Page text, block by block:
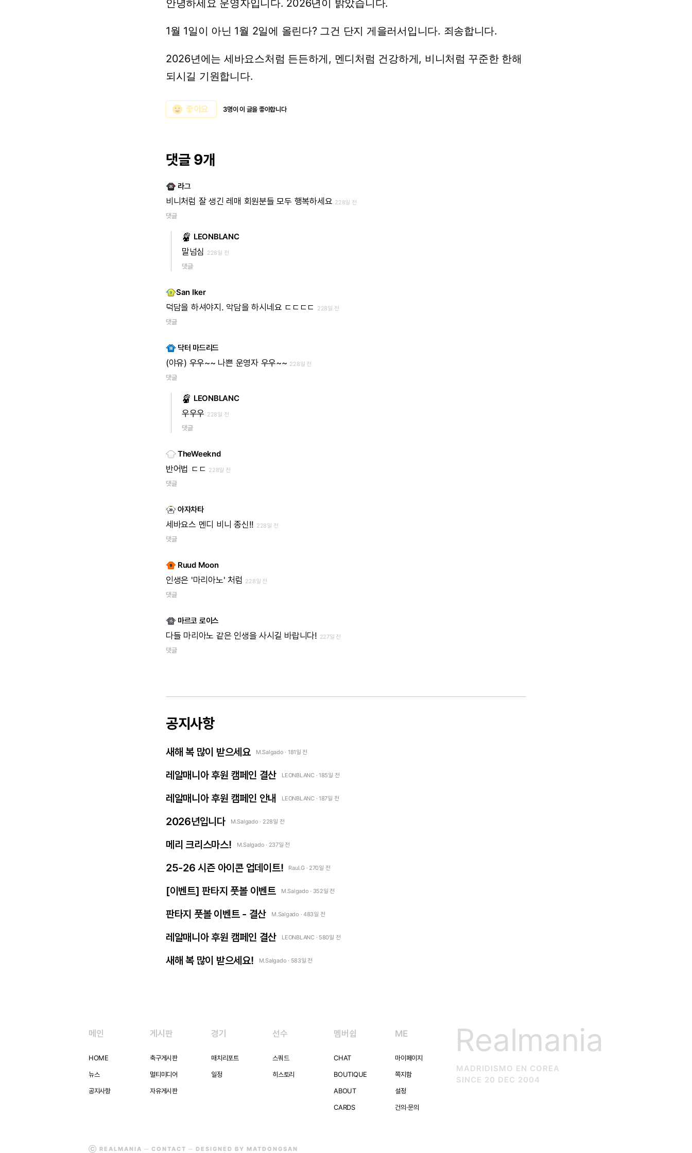
안녕하세요 운영자입니다. 2026년이 밝았습니다.
1월 1일이 아닌 1월 2일에 올린다? 그건 단지 게을러서입니다. 죄송합니다.
2026년에는 세바요스처럼 든든하게, 멘디처럼 건강하게, 비니처럼 꾸준한 한해
되시길 기원합니다.
emoji_emotions 좋아요 3명이 이 글을 좋아합니다
댓글 9개
라그
비니처럼 잘 생긴 레매 회원분들 모두 행복하세요 228일 전
댓글
LEONBLANC
말넘심 228일 전
댓글
San Iker
덕담을 하셔야지. 악담을 하시네요 ㄷㄷㄷㄷ 228일 전
댓글
닥터 마드리드
(야유) 우우~~ 나쁜 운영자 우우~~ 228일 전
댓글
LEONBLANC
우우우 228일 전
댓글
TheWeeknd
반어법 ㄷㄷ 228일 전
댓글
아자차타
세바요스 멘디 비니 종신!! 228일 전
댓글
Ruud Moon
인생은 '마리아노' 처럼 228일 전
댓글
마르코 로이스
다들 마리아노 같은 인생을 사시길 바랍니다! 227일 전
댓글
공지사항
새해 복 많이 받으세요 M.Salgado · 181일 전
레알매니아 후원 캠페인 결산 LEONBLANC · 185일 전
레알매니아 후원 캠페인 안내 LEONBLANC · 187일 전
2026년입니다 M.Salgado · 228일 전
메리 크리스마스! M.Salgado · 237일 전
25-26 시즌 아이콘 업데이트! Raul.G · 270일 전
[이벤트] 판타지 풋볼 이벤트 M.Salgado · 352일 전
판타지 풋볼 이벤트 - 결산 M.Salgado · 483일 전
레알매니아 후원 캠페인 결산 LEONBLANC · 580일 전
새해 복 많이 받으세요! M.Salgado · 583일 전
메인
HOME
뉴스
공지사항
게시판
축구게시판
멀티미디어
자유게시판
경기
매치리포트
일정
선수
스쿼드
히스토리
멤버쉽
CHAT
BOUTIQUE
ABOUT
CARDS
ME
마이페이지
쪽지함
설정
건의·문의
Realmania
MADRIDISMO EN COREA
SINCE 20 DEC 2004
Ⓒ REALMANIA ─ CONTACT ─ DESIGNED BY MATDONGSAN